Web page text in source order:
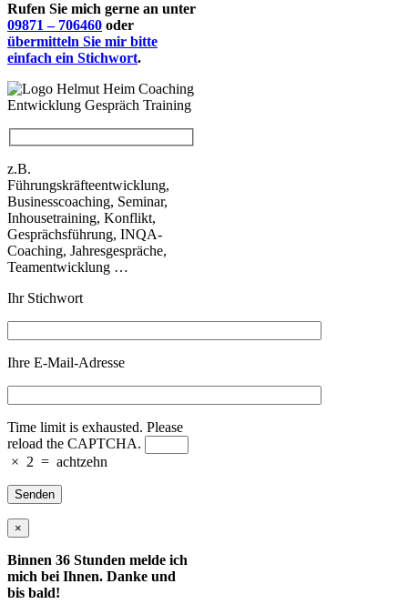
Rufen Sie mich gerne an unter
09871 – 706460 oder
übermitteln Sie mir bitte
einfach ein Stichwort.
z.B.
Führungskräfteentwicklung,
Businesscoaching, Seminar,
Inhousetraining, Konflikt,
Gesprächsführung, INQA-
Coaching, Jahresgespräche,
Teamentwicklung …
Ihr Stichwort
Ihre E-Mail-Adresse
Time limit is exhausted. Please
reload the CAPTCHA.
× 2 = achtzehn
×
Binnen 36 Stunden melde ich
mich bei Ihnen. Danke und
bis bald!